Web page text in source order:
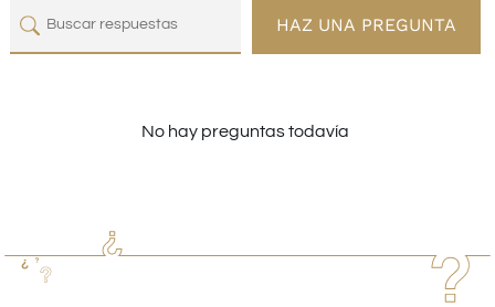
HAZ UNA PREGUNTA
No hay preguntas todavía